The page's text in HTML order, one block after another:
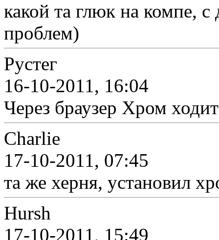
какой та глюк на компе, с
проблем)
Рустег
16-10-2011, 16:04
Через браузер Хром
Charlie
17-10-2011, 07:45
та же херня, установил
Hursh
17-10-2011, 15:49